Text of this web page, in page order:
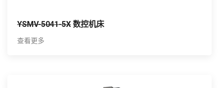
YSMV-5041-5X 数控机床
查看更多